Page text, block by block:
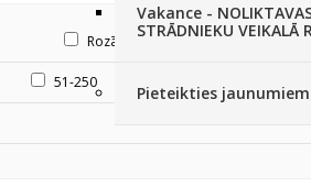
Vakance -
STRĀDNIEKU VEIKALĀ
Pieteikties jaunumiem
Rozā Sarkans
51-250